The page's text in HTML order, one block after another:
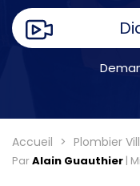
Accueil Plombier
ParAlain Guauthier |